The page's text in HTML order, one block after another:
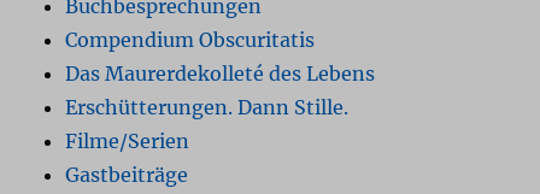
Buchbesprechungen
Compendium Obscuritatis
Das Maurerdekolleté des Lebens
Erschütterungen. Dann Stille.
Filme/Serien
Gastbeiträge